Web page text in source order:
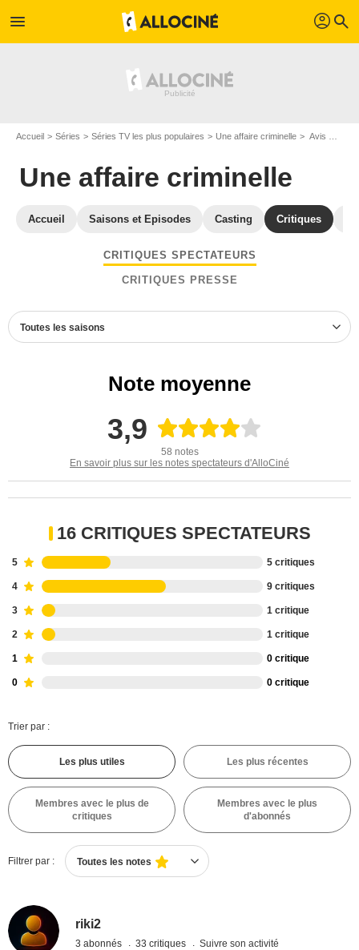
menu profil search
Accueil Séries Séries TV les plus populaires Une affaire criminelle Avis Une affaire criminelle
Une affaire criminelle
Accueil Saisons et Episodes Casting Critiques
CRITIQUES SPECTATEURS
CRITIQUES PRESSE
Toutes les saisons
Note moyenne
3,9
58 notes
En savoir plus sur les notes spectateurs d'AlloCiné
16 CRITIQUES SPECTATEURS
5 5 critiques
4 9 critiques
3 1 critique
2 1 critique
1 0 critique
0 0 critique
Trier par :
Les plus utiles Les plus récentes
Membres avec le plus de
critiques
Membres avec le plus
d'abonnés
Filtrer par : Toutes les notes
riki2
3 abonnés 33 critiques Suivre son activité